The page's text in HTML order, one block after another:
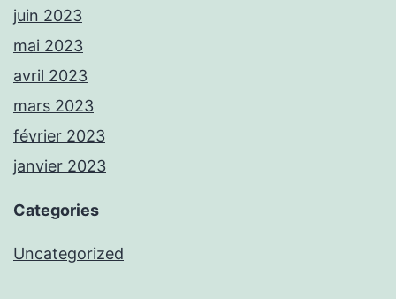
juin 2023
mai 2023
avril 2023
mars 2023
février 2023
janvier 2023
Categories
Uncategorized